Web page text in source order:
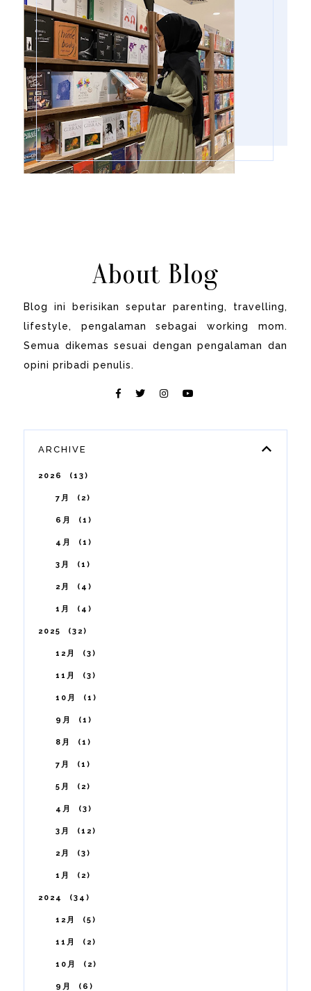
About Blog
Blog ini berisikan seputar parenting, travelling,
lifestyle, pengalaman sebagai working mom.
Semua dikemas sesuai dengan pengalaman dan
opini pribadi penulis.
ARCHIVE
2026 13
7月 2
6月 1
4月 1
3月 1
2月 4
1月 4
2025 32
12月 3
11月 3
10月 1
9月 1
8月 1
7月 1
5月 2
4月 3
3月 12
2月 3
1月 2
2024 34
12月 5
11月 2
10月 2
9月 6